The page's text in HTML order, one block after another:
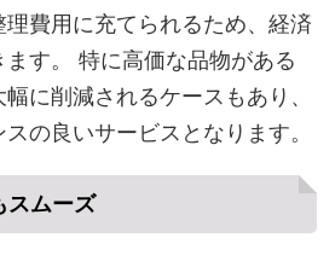
費用に充てられるため、経済
す。 特に高価な品物がある
に削減されるケースもあり、
の良いサービスとなります。
スムーズ